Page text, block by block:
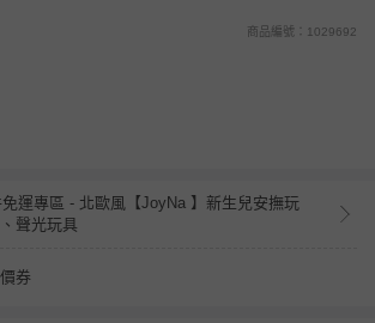
商品編號：1029692
運專區 - 北歐風【JoyNa 】新生兒安撫玩
聲光玩具
券